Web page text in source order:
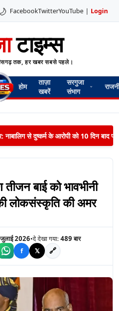
FacebookTwitterYouTube | Login
टाइम्स
तक, हर खबर सबसे पहले।
होम
ताज़ा
खबरें
सरगुजा
संभाग
नाबालिग से दुष्कर्म के आरोपी को 10 दिन बाद
बाई को भावभीनी
लोकसंस्कृति की अमर
2026•दे देखा गया: 489बार
f 𝕏 🔗